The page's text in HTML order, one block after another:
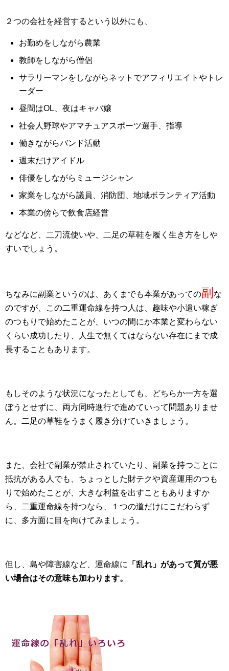
２つの会社を経営するという以外にも、
お勤めをしながら農業
教師をしながら僧侶
サラリーマンをしながらネットでアフィリエイトやトレ
ーダー
昼間はOL、夜はキャバ嬢
社会人野球やアマチュアスポーツ選手、指導
働きながらバンド活動
週末だけアイドル
俳優をしながらミュージシャン
家業をしながら議員、消防団、地域ボランティア活動
本業の傍らで飲食店経営
などなど、二刀流使いや、二足の草鞋を履く生き方をしや
すいでしょう。
ちなみに副業というのは、あくまでも本業があっての副 な
のですが、この二重運命線を持つ人は、趣味や小遣い稼ぎ
のつもりで始めたことが、いつの間にか本業と変わらない
くらい成功したり、人生で無くてはならない存在にまで成
長することもあります。
もしそのような状況になったとしても、どちらか一方を選
ぼうとせずに、両方同時進行で進めていって問題ありませ
ん。二足の草鞋をうまく履き分けていきましょう。
また、会社で副業が禁止されていたり、副業を持つことに
抵抗がある人でも、ちょっとした財テクや資産運用のつも
りで始めたことが、大きな利益を出すこともありますか
ら、二重運命線を持つなら、１つの道だけにこだわらず
に、多方面に目を向けてみましょう。
但し、島や障害線など、運命線に
「乱れ」があって質が悪
い場合はその意味も加わります。